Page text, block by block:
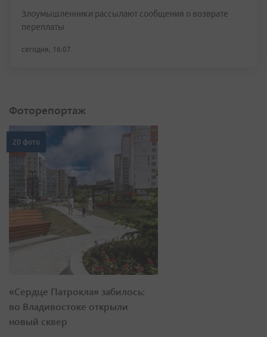
Злоумышленники рассылают сообщения о возврате
переплаты
сегодня, 16:07
Фоторепортаж
20 фото
«Сердце Патрокла» забилось:
во Владивостоке открыли
новый сквер